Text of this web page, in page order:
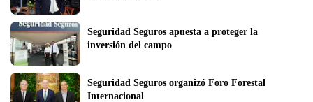
Seguridad Seguros apuesta a proteger la
Seguridad Seguros organizó Foro Forestal
Internacional